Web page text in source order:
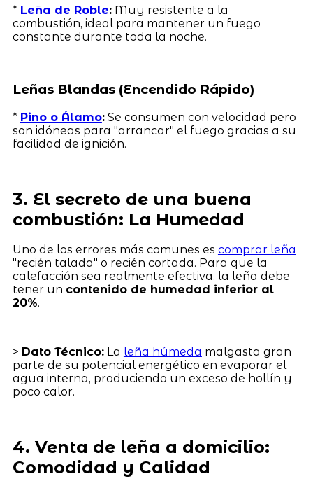
* Leña de Roble:Muy resistente a la
combustión, ideal para mantener un fuego
constante durante toda la noche.
Leñas Blandas (Encendido Rápido)
* Pino o Álamo:Se consumen con velocidad pero
son idóneas para "arrancar" el fuego gracias a su
facilidad de ignición.
3. El secreto de una buena
combustión: La Humedad
Uno de los errores más comunes es comprar leña
"recién talada" o recién cortada. Para que la
calefacción sea realmente efectiva, la leña debe
tener un contenido de humedad inferior al
20%.
> Dato Técnico:La leña húmeda malgasta gran
parte de su potencial energético en evaporar el
agua interna, produciendo un exceso de hollín y
poco calor.
4. Venta de leña a domicilio:
Comodidad y Calidad